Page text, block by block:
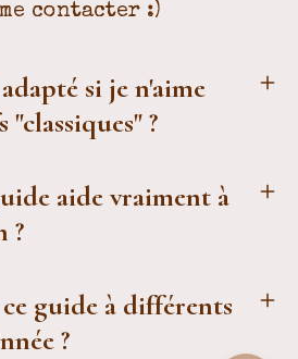
contacter :)
si je n'aime
?
aide vraiment à
?
guide à différents
?